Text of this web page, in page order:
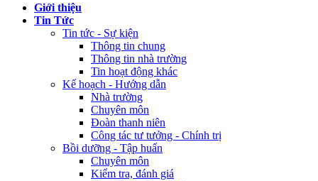
Giới thiệu
Tin Tức
Tin tức - Sự kiện
Thông tin chung
Thông tin nhà trường
Tin hoạt động khác
Kế hoạch - Hướng dẫn
Nhà trường
Chuyên môn
Đoàn thanh niên
Công tác tư tưởng - Chính trị
Bồi dưỡng - Tập huấn
Chuyên môn
Kiểm tra, đánh giá